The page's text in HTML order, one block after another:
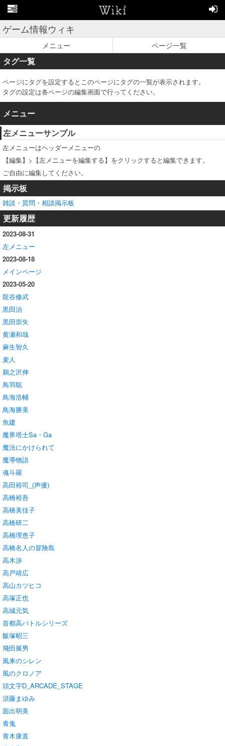
ゲーム情報ウィキ
メニュー ページ一覧
タグ一覧
ページにタグを設定するとこのページにタグの一覧が表示されます。
タグの設定は各ページの編集画面で行ってください。
メニュー
左メニューサンプル
左メニューはヘッダーメニューの
【編集】>【左メニューを編集する】をクリックすると編集できます。
ご自由に編集してください。
掲示板
雑談・質問・相談掲示板
更新履歴
2023-08-31
左メニュー
2023-08-18
メインページ
2023-05-20
龍谷修武
黒田治
黒田崇矢
黄瀬和哉
麻生智久
麦人
鵜之沢伸
鳥羽聡
鳥海浩輔
鳥海勝美
魚建
魔界塔士Sa・Ga
魔法にかけられて
魔導物語
魂斗羅
高田裕司_(声優)
高橋裕吾
高橋美佳子
高橋研二
高橋理恵子
高橋名人の冒険島
高木渉
高戸靖広
高山カツヒコ
高塚正也
高城元気
首都高バトルシリーズ
飯塚昭三
飛田展男
風来のシレン
風のクロノア
頭文字D_ARCADE_STAGE
須藤まゆみ
面出明美
青鬼
青木康直